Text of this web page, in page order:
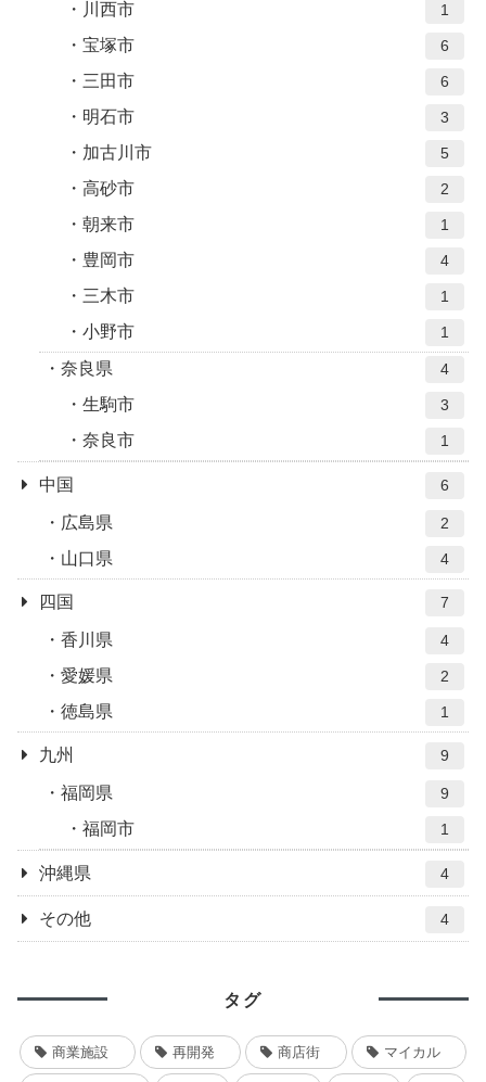
川西市 1
宝塚市 6
三田市 6
明石市 3
加古川市 5
高砂市 2
朝来市 1
豊岡市 4
三木市 1
小野市 1
奈良県 4
生駒市 3
奈良市 1
中国 6
広島県 2
山口県 4
四国 7
香川県 4
愛媛県 2
徳島県 1
九州 9
福岡県 9
福岡市 1
沖縄県 4
その他 4
タグ
商業施設 再開発 商店街 マイカル